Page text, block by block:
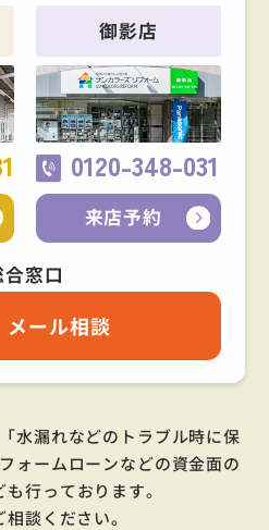
御影店
0120-348-031
来店予約
合窓口
メール相談
水漏れなどのトラブル時に保
ォームローンなどの資金面の
も行っております。
談ください。